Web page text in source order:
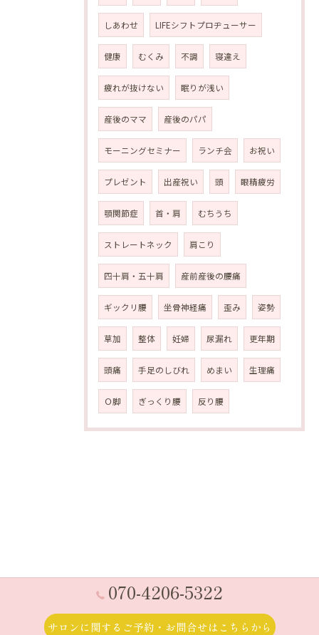
しあわせ LIFEシフトプロヂューサー
健康 むくみ 不調 寝違え
疲れが抜けない 眠りが浅い
産後のママ 産後のパパ
モーニングセミナー ランチ会 お祝い
プレゼント 出産祝い 頭 眼精疲労
顎関節症 首・肩 むちうち
ストレートネック 肩こり
四十肩・五十肩 産前産後の腰痛
ギックリ腰 坐骨神経痛 歪み 姿勢
草加 整体 妊婦 尿漏れ 更年期
頭痛 手足のしびれ めまい 生理痛
Ｏ脚 ぎっくり腰 反り腰
070-4206-5322
サロンに関するご予約・お問合せはこちらから